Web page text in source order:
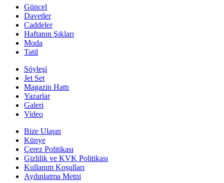
Güncel
Davetler
Caddeler
Haftanın Şıkları
Moda
Tatil
Söyleşi
Jet Set
Magazin Hattı
Yazarlar
Galeri
Video
Bize Ulaşın
Künye
Çerez Politikası
Gizlilik ve KVK Politikası
Kullanım Koşulları
Aydınlatma Metni